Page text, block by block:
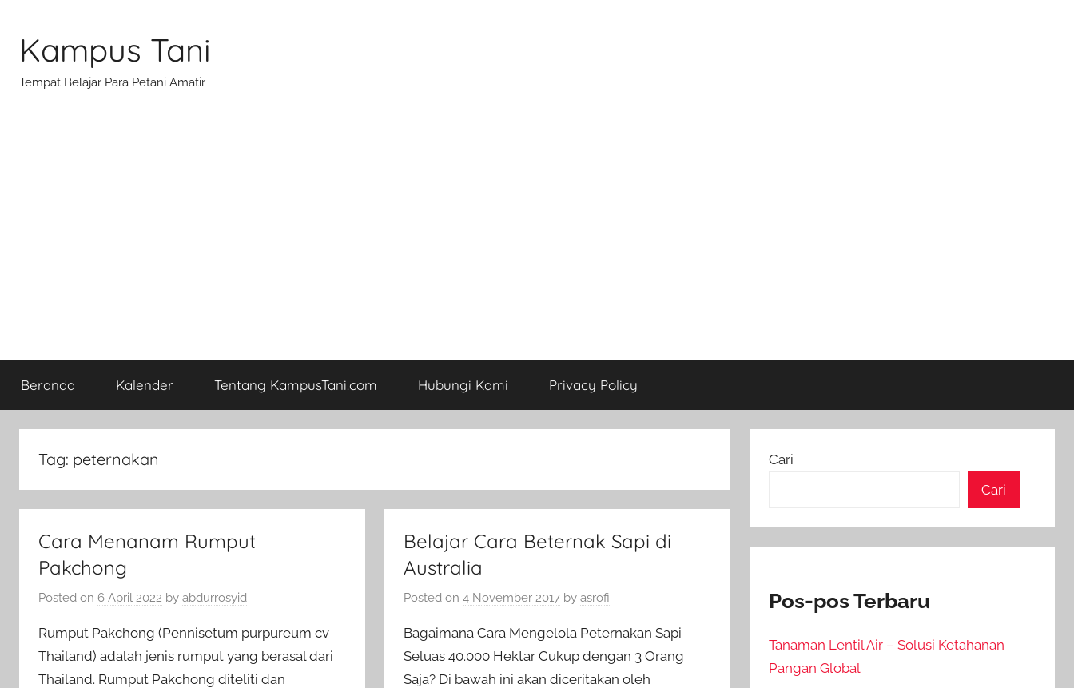
content
Kampus Tani
Tempat Belajar Para Petani Amatir
Beranda Kalender Tentang KampusTani.com Hubungi Kami Privacy Policy
Tag: peternakan
Cara Menanam Rumput
Pakchong
Posted on 6 April 2022 by abdurrosyid
Rumput Pakchong (Pennisetum purpureum cv
Thailand) adalah jenis rumput yang berasal dari
Thailand. Rumput Pakchong diteliti dan
Belajar Cara Beternak Sapi di
Australia
Posted on4 November 2017 byasrofi
Bagaimana Cara Mengelola Peternakan Sapi
Seluas 40.000 Hektar Cukup dengan 3 Orang
Saja? Di bawah ini akan diceritakan oleh
Cari
Cari
Pos-pos Terbaru
Tanaman Lentil Air – Solusi Ketahanan
Pangan Global